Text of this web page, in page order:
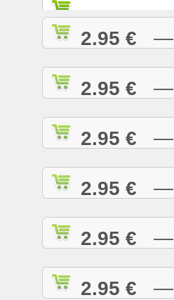
2.95 € —
2.95 € —
2.95 € —
2.95 € —
2.95 € —
2.95 € —